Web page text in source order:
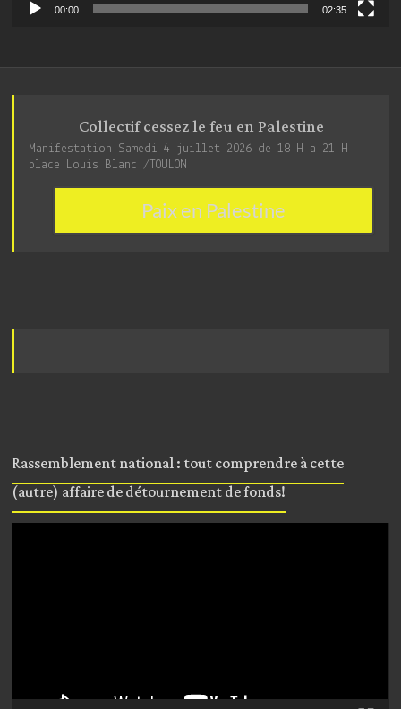
00:00 02:35
Collectif cessez le feu en Palestine
Manifestation Samedi 4 juillet 2026 de 18 H a 21 H
place Louis Blanc /TOULON
Paix en Palestine
Rassemblement national : tout comprendre à cette
(autre) affaire de détournement de fonds!